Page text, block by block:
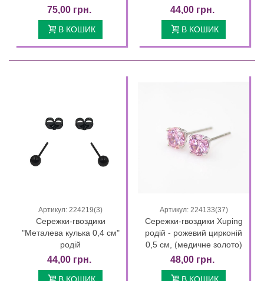
75,00 грн.
В КОШИК
44,00 грн.
В КОШИК
Артикул: 224219(3)
Сережки-гвоздики
"Металева кулька 0,4 см"
родій
44,00 грн.
Артикул: 224133(37)
Сережки-гвоздики Xuping
родій - рожевий цирконій
0,5 см, (медичне золото)
48,00 грн.